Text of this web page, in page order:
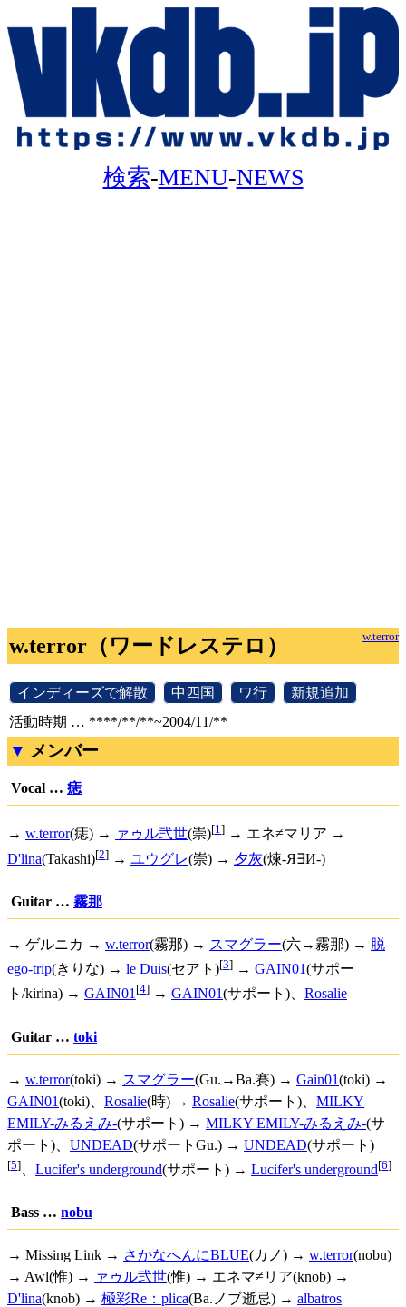
検索-MENU-NEWS
w.terror
w.terror（ワードレステロ）
インディーズで解散 中四国 ワ行 新規追加
活動時期 … ****/**/**~2004/11/**
メンバー
Vocal … 痣
→ w.terror(痣) → ァゥル弐世(崇)[1] → エネ≠マリア →
D'lina(Takashi)[2] → ユウグレ(崇) → 夕灰(煉-Я∃И-)
Guitar … 霧那
→ ゲルニカ → w.terror(霧那) → スマグラー(六→霧那) → 脱
ego-trip(きりな) → le Duis(セアト)[3] → GAIN01(サポー
ト/kirina) → GAIN01[4] → GAIN01(サポート)、 Rosalie
Guitar … toki
→ w.terror(toki) → スマグラー(Gu.→Ba.賽) → Gain01(toki) →
GAIN01(toki)、 Rosalie(時) → Rosalie(サポート)、 MILKY
EMILY-みるえみ-(サポート) → MILKY EMILY-みるえみ-(サ
ポート)、 UNDEAD(サポートGu.) → UNDEAD(サポート)
[5] Lucifer's underground(サポート) → Lucifer's underground[6]
Bass … nobu
→ Missing Link → さかなへんにBLUE(カノ) → w.terror(nobu)
→ Awl(惟) → ァゥル弐世(惟) → エネマ≠リア(knob) →
D'lina(knob) → 極彩Re：plica(Ba.ノブ逝忌) → albatros